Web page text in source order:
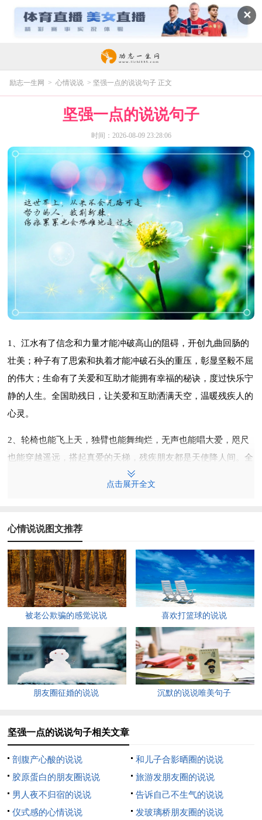
✕
励志一生网 > 心情说说 > 坚强一点的说说句子 正文
坚强一点的说说句子
时间：2026-08-09 23:28:06
1、江水有了信念和力量才能冲破高山的阻碍，开创九曲回肠的
壮美；种子有了思索和执着才能冲破石头的重压，彰显坚毅不屈
的伟大；生命有了关爱和互助才能拥有幸福的秘诀，度过快乐宁
静的人生。全国助残日，让关爱和互助洒满天空，温暖残疾人的
心灵。
2、轮椅也能飞上天，独臂也能舞绚烂，无声也能唱大爱，咫尺
也能穿越遥远，搭起真爱的天梯，残疾朋友都是天使降人间。全
国助残日，关爱帮助残疾朋友吧，握在一起的幸福是共同的心
需要爱心的引领，它带给我们力量；生活的天地需要互助的调
剂，它带给我们快乐。全国助残日，伸出爱的双手帮助理解残疾
人。
4、有话就要说出来，有不满就要骂出来，有情绪就要发泄，有
爱就要讲。我们的青春很快就过去，不要整天怕这怕那。
5、要么让自己痛苦，要么让自己强大，愿你自己有充分的忍耐
去担当，有充分单纯的心去信仰。请你相信：无论如何，生活是
合理的。
心，能战胜一切困难。
7、人生最大的快乐不在于占有什么，而在于追求什么的过程。
人生是个幸福的天地，在一片百花争奇壮妍的梦海情园里，梦想
之花四处开放，分外妖娆。
点击展开全文
心情说说图文推荐
被老公欺骗的感觉说说 喜欢打篮球的说说
朋友圈征婚的说说 沉默的说说唯美句子
坚强一点的说说句子相关文章
剖腹产心酸的说说
和儿子合影晒圈的说说
胶原蛋白的朋友圈说说
旅游发朋友圈的说说
男人夜不归宿的说说
告诉自己不生气的说说
仪式感的心情说说
发玻璃桥朋友圈的说说